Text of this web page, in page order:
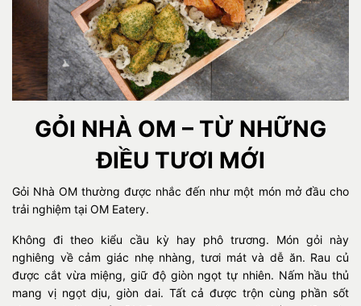
GỎI NHÀ OM – TỪ NHỮNG
ĐIỀU TƯƠI MỚI
Gỏi Nhà OM thường được nhắc đến như một món mở đầu cho
trải nghiệm tại OM Eatery.
Không đi theo kiểu cầu kỳ hay phô trương. Món gỏi này
nghiêng về cảm giác nhẹ nhàng, tươi mát và dễ ăn. Rau củ
được cắt vừa miệng, giữ độ giòn ngọt tự nhiên. Nấm hầu thủ
mang vị ngọt dịu, giòn dai. Tất cả được trộn cùng phần sốt